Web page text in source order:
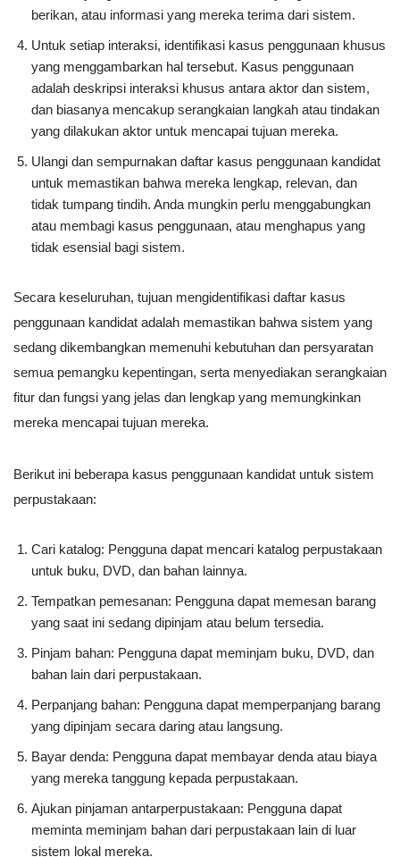
berikan, atau informasi yang mereka terima dari sistem.
Untuk setiap interaksi, identifikasi kasus penggunaan khusus
yang menggambarkan hal tersebut. Kasus penggunaan
adalah deskripsi interaksi khusus antara aktor dan sistem,
dan biasanya mencakup serangkaian langkah atau tindakan
yang dilakukan aktor untuk mencapai tujuan mereka.
Ulangi dan sempurnakan daftar kasus penggunaan kandidat
untuk memastikan bahwa mereka lengkap, relevan, dan
tidak tumpang tindih. Anda mungkin perlu menggabungkan
atau membagi kasus penggunaan, atau menghapus yang
tidak esensial bagi sistem.
Secara keseluruhan, tujuan mengidentifikasi daftar kasus
penggunaan kandidat adalah memastikan bahwa sistem yang
sedang dikembangkan memenuhi kebutuhan dan persyaratan
semua pemangku kepentingan, serta menyediakan serangkaian
fitur dan fungsi yang jelas dan lengkap yang memungkinkan
mereka mencapai tujuan mereka.
Berikut ini beberapa kasus penggunaan kandidat untuk sistem
perpustakaan:
Cari katalog: Pengguna dapat mencari katalog perpustakaan
untuk buku, DVD, dan bahan lainnya.
Tempatkan pemesanan: Pengguna dapat memesan barang
yang saat ini sedang dipinjam atau belum tersedia.
Pinjam bahan: Pengguna dapat meminjam buku, DVD, dan
bahan lain dari perpustakaan.
Perpanjang bahan: Pengguna dapat memperpanjang barang
yang dipinjam secara daring atau langsung.
Bayar denda: Pengguna dapat membayar denda atau biaya
yang mereka tanggung kepada perpustakaan.
Ajukan pinjaman antarperpustakaan: Pengguna dapat
meminta meminjam bahan dari perpustakaan lain di luar
sistem lokal mereka.